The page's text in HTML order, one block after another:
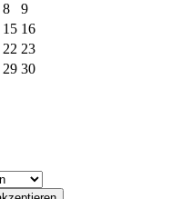
8
9
15 16
22 23
29 30